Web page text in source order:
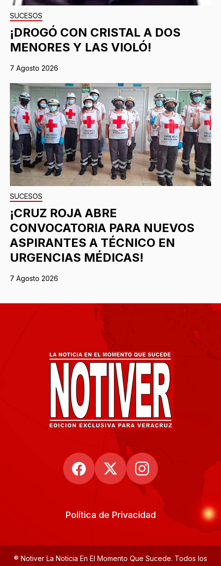
SUCESOS
¡DROGÓ CON CRISTAL A DOS
MENORES Y LAS VIOLÓ!
7 Agosto 2026
SUCESOS
¡CRUZ ROJA ABRE
CONVOCATORIA PARA NUEVOS
ASPIRANTES A TÉCNICO EN
URGENCIAS MÉDICAS!
7 Agosto 2026
Política de Privacidad
® Notiver La Noticia En El Momento Que Sucede. Todos los